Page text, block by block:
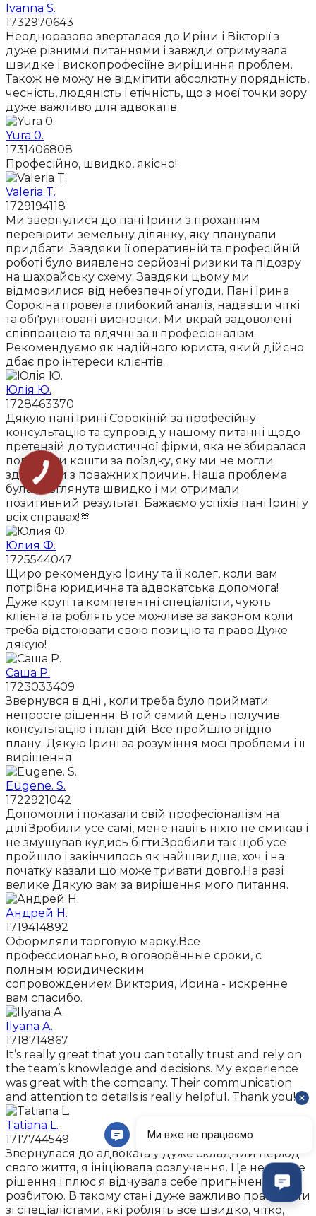
Ivanna S.
1732970643
Неодноразово зверталася до Иріни і Вікторії з
дуже різними питаннями і завжди отримувала
швидке і вископрофесіїне вирішиння проблем.
Також не можу не відмітити абсолютну порядність,
чесність, людяність і етічність, що з моєї точки зору
дуже важливо для адвокатів.
Yura 0.
1731406808
Професійно, швидко, якісно!
Valeria T.
1729194118
Ми звернулися до пані Ірини з проханням
перевірити земельну ділянку, яку планували
придбати. Завдяки її оперативній та професійній
роботі було виявлено серйозні ризики та підозру
на шахрайську схему. Завдяки цьому ми
відмовилися від небезпечної угоди. Пані Ірина
Сорокіна провела глибокий аналіз, надавши чіткі
та обґрунтовані висновки. Ми вкрай задоволені
співпрацею та вдячні за її професіоналізм.
Рекомендуємо як надійного юриста, який дійсно
дбає про інтереси клієнтів.
Юлія Ю.
1728463370
Дякую пані Ірині Сорокіній за професійну
консультацію та супровід у нашому питанні щодо
претензій до туристичної фірми, яка не збиралася
повертати кошти за поїздку, яку ми не могли
здійснити з поважних причин. Наша проблема
була розглянута швидко і ми отримали
позитивний результат. Бажаємо успіхів пані Ірині у
всіх справах!🫶
Юлия Ф.
1725544047
Щиро рекомендую Ірину та її колег, коли вам
потрібна юридична та адвокатська допомога!
Дуже круті та компетентні спеціалісти, чують
клієнта та роблять усе можливе за законом коли
треба відстоювати свою позицію та право.Дуже
дякую!
Саша Р.
1723033409
Звернувся в дні , коли треба було приймати
непросте рішення. В той самий день получив
консультацію і план дій. Все пройшло згідно
плану. Дякую Ірині за розуміння моєї проблеми і її
вирішення.
Eugene. S.
1722921042
Допомогли і показали свій професіоналізм на
ділі.Зробили усе самі, мене навіть ніхто не смикав і
не змушував кудись бігти.Зробили так щоб усе
пройшло і закінчилось як найшвидше, хоч і на
початку казали що може тривати довго.На разі
велике Дякую вам за вирішення мого питання.
Андрей Н.
1719414892
Оформляли торговую марку.Все
профессионально, в оговорённые сроки, с
полным юридическим
сопровождением.Виктория, Ирина - искренне
вам спасибо.
Ilyana A.
1718714867
It’s really great that you can totally trust and rely on
the team’s knowledge and decisions. My experience
was great with the company. Their communication
and attention to details is really helpful. Thank you!
Tatiana L.
1717744549
Звернулася до адвоката у дуже складний період
свого життя, я ініціювала розлучення. Це непросте
рішення і плюс я відчувала себе пригніченою і
розбитою. В такому стані дуже важливо працювати
зі спеціалістами, які роблять все швидко, чітко,